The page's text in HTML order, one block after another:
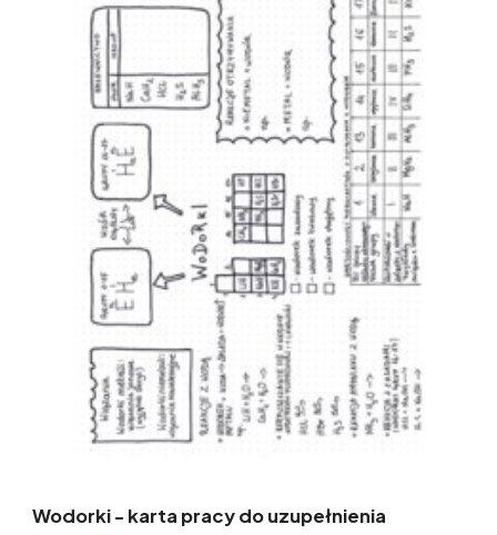
Wodorki - karta pracy do uzupełnienia